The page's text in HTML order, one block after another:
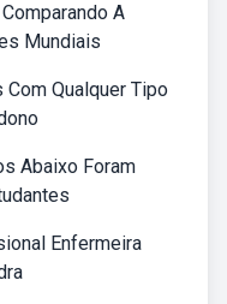
A
Mundiais
Qualquer Tipo
Abaixo Foram
Enfermeira